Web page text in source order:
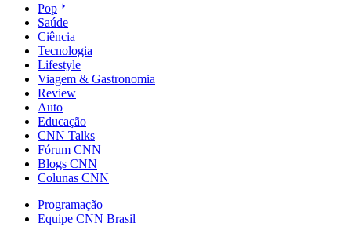
Pop
Saúde
Ciência
Tecnologia
Lifestyle
Viagem & Gastronomia
Review
Auto
Educação
CNN Talks
Fórum CNN
Blogs CNN
Colunas CNN
Programação
Equipe CNN Brasil